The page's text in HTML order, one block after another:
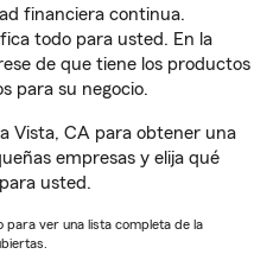
financiera continua.
todo para usted. En la
de que tiene los productos
para su negocio.
Vista, CA para obtener una
empresas y elija qué
usted.
para ver una lista completa de la